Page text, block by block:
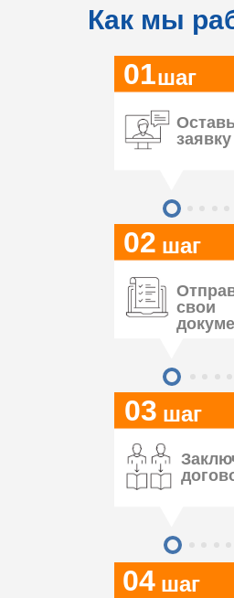
Как мы
04
03
02
01
заявку
шаг
шаг
шаг
шаг
свои